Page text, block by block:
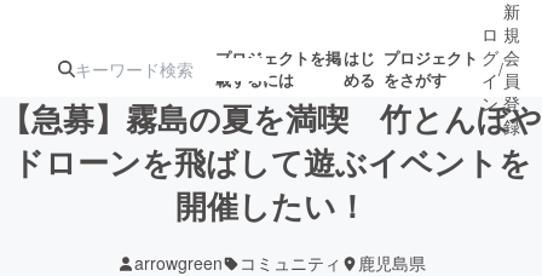
プロジェクトを掲
載するには
はじ
める
プロジェクト
をさがす
注目の新着プロ募集終了が近いプ
ロ
グ
イ
ン
/
新
規
会
員
登
録
【急募】霧島の夏を満喫 竹とんぼや
ドローンを飛ばして遊ぶイベントを
開催したい！
arrowgreen コミュニティ 鹿児島県